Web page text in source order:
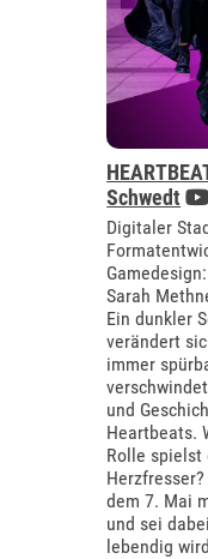
Schwedt
Digitaler
Sarah
Ein dunkler
verändert
immer
und
Heartbeats.
Rolle spielst
dem 7. Mai
und sei
lebendig